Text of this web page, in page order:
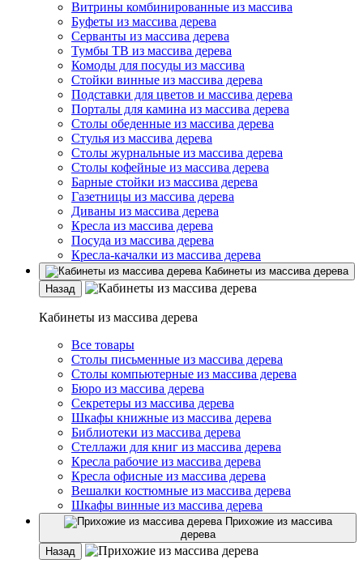
Витрины комбинированные из массива
Буфеты из массива дерева
Серванты из массива дерева
Тумбы ТВ из массива дерева
Комоды для посуды из массива
Стойки винные из массива дерева
Подставки для цветов и массива дерева
Порталы для камина из массива дерева
Столы обеденные из массива дерева
Стулья из массива дерева
Столы журнальные из массива дерева
Столы кофейные из массива дерева
Барные стойки из массива дерева
Газетницы из массива дерева
Диваны из массива дерева
Кресла из массива дерева
Посуда из массива дерева
Кресла-качалки из массива дерева
Кабинеты из массива дерева
Назад
Кабинеты из массива дерева
Все товары
Столы письменные из массива дерева
Столы компьютерные из массива дерева
Бюро из массива дерева
Секретеры из массива дерева
Шкафы книжные из массива дерева
Библиотеки из массива дерева
Стеллажи для книг из массива дерева
Кресла рабочие из массива дерева
Кресла офисные из массива дерева
Вешалки костюмные из массива дерева
Шкафы винные из массива дерева
Прихожие из массива
дерева
Назад